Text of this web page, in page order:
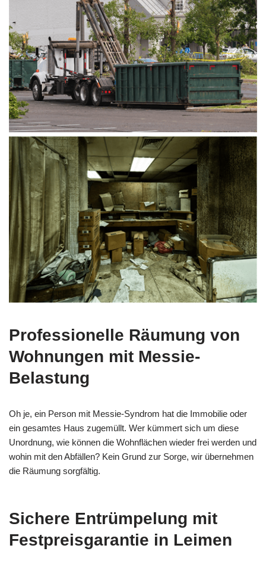
Professionelle Räumung von
Wohnungen mit Messie-
Belastung
Oh je, ein Person mit Messie-Syndrom hat die Immobilie oder
ein gesamtes Haus zugemüllt. Wer kümmert sich um diese
Unordnung, wie können die Wohnflächen wieder frei werden und
wohin mit den Abfällen? Kein Grund zur Sorge, wir übernehmen
die Räumung sorgfältig.
Sichere Entrümpelung mit
Festpreisgarantie in Leimen